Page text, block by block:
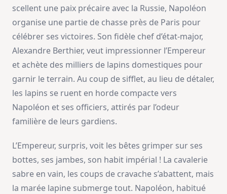
scellent une paix précaire avec la Russie, Napoléon
organise une partie de chasse près de Paris pour
célébrer ses victoires. Son fidèle chef d’état-major,
Alexandre Berthier, veut impressionner l’Empereur
et achète des milliers de lapins domestiques pour
garnir le terrain. Au coup de sifflet, au lieu de détaler,
les lapins se ruent en horde compacte vers
Napoléon et ses officiers, attirés par l’odeur
familière de leurs gardiens.
L’Empereur, surpris, voit les bêtes grimper sur ses
bottes, ses jambes, son habit impérial ! La cavalerie
sabre en vain, les coups de cravache s’abattent, mais
la marée lapine submerge tout. Napoléon, habitué